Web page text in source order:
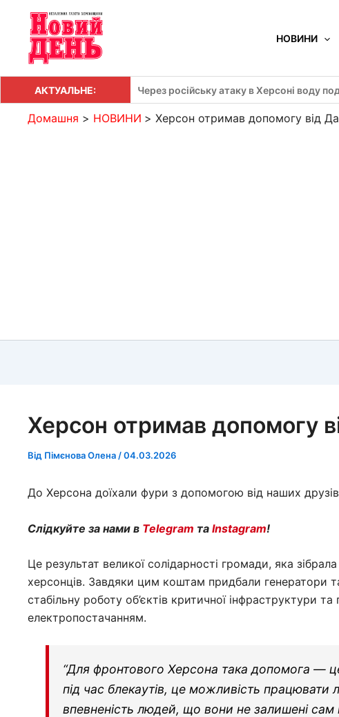
Перейти
вмісту
НОВИНИ
АКТУАЛЬНЕ: Через російську атаку в Херсоні воду
Домашня НОВИНИ Херсон отримав допомогу від
Херсон отримав допомогу
Від Пімєнова Олена /04.03.2026
До Херсона доїхали фури з допомогою від наших
Слідкуйте за нами в Telegram та Instagram!
Це результат великої солідарності громади, яка
херсонців. Завдяки цим коштам придбали генератори
стабільну роботу об’єктів критичної інфраструктури
електропостачанням.
“Для фронтового Херсона така допомога —
під час блекаутів, це можливість
впевненість людей, що вони не залишені